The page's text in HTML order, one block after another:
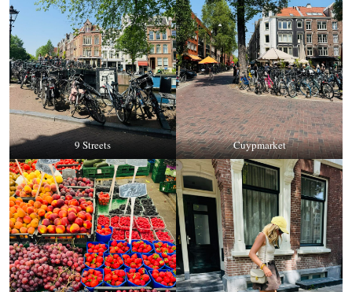
9 Streets Cuypmarket